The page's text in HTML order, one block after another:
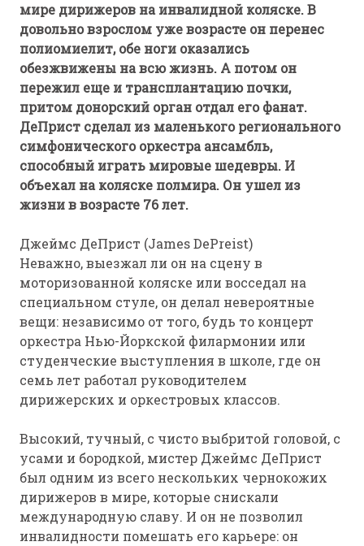
мире дирижеров на инвалидной коляске. В
довольно взрослом уже возрасте он перенес
полиомиелит, обе ноги оказались
обезжвижены на всю жизнь. А потом он
пережил еще и трансплантацию почки,
притом донорский орган отдал его фанат.
ДеПрист сделал из маленького регионального
симфонического оркестра ансамбль,
способный играть мировые шедевры. И
объехал на коляске полмира. Он ушел из
жизни в возрасте 76 лет.
Джеймс ДеПрист (James DePreist)
Неважно, выезжал ли он на сцену в
моторизованной коляске или восседал на
специальном стуле, он делал невероятные
вещи: независимо от того, будь то концерт
оркестра Нью-Йоркской филармонии или
студенческие выступления в школе, где он
семь лет работал руководителем
дирижерских и оркестровых классов.
Высокий, тучный, с чисто выбритой головой, с
усами и бородкой, мистер Джеймс ДеПрист
был одним из всего нескольких чернокожих
дирижеров в мире, которые снискали
международную славу. И он не позволил
инвалидности помешать его карьере: он